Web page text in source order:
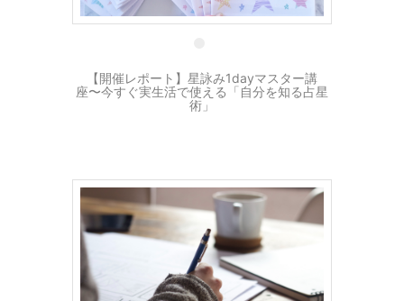
9 4月
【開催レポート】星詠み1dayマスター講
座〜今すぐ実生活で使える「自分を知る占星
術」